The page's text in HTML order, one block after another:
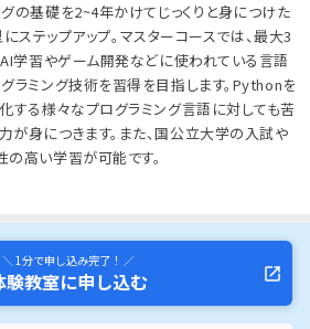
の基礎を2~4年かけてじっくりと身につけた
ステップアップ。マスターコースでは、最大3
学習やゲーム開発などに使われている言語
ラミング技術を習得を目指します。Pythonを
する様々なプログラミング言語に対しても苦
身につきます。また、国公立大学の入試や
高い学習が可能です。
＼ 1分で申し込み完了！ ／
験教室に申し込む